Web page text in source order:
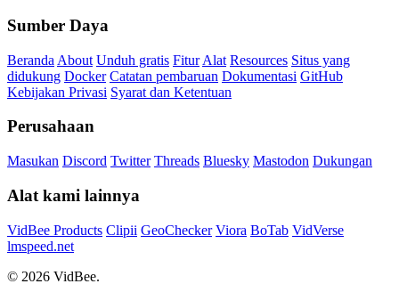
Sumber Daya
Beranda About Unduh gratis Fitur Alat Resources Situs yang
didukung Docker Catatan pembaruan Dokumentasi GitHub
Kebijakan Privasi Syarat dan Ketentuan
Perusahaan
Masukan Discord Twitter Threads Bluesky Mastodon Dukungan
Alat kami lainnya
VidBee Products Clipii GeoChecker Viora BoTab VidVerse
lmspeed.net
© 2026 VidBee.